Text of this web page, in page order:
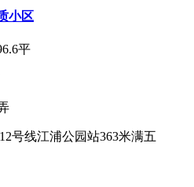
小区
平
号线江浦公园站363米满五